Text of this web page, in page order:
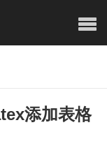
添加表格